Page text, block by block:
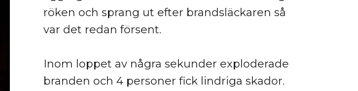
röken och sprang ut efter brandsläckaren så
var det redan försent.
Inom loppet av några sekunder exploderade
branden och 4 personer fick lindriga skador.